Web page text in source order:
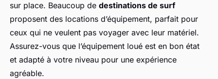
sur place. Beaucoup de destinations de surf
proposent des locations d’équipement, parfait pour
ceux qui ne veulent pas voyager avec leur matériel.
Assurez-vous que l’équipement loué est en bon état
et adapté à votre niveau pour une expérience
agréable.